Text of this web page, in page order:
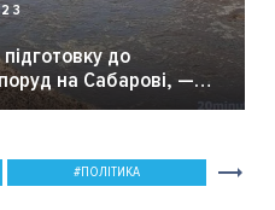
до
на Сабарові, —
ПОЛІТИКА